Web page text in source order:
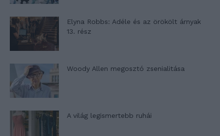
Elyna Robbs: Adéle és az örökölt árnyak
13. rész
Woody Allen megosztó zsenialitása
A világ legismertebb ruhái